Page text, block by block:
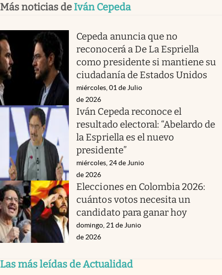
Más noticias de Iván Cepeda
Cepeda anuncia que no
reconocerá a De La Espriella
como presidente si mantiene su
ciudadanía de Estados Unidos
miércoles, 01 de Julio
de 2026
Iván Cepeda reconoce el
resultado electoral: “Abelardo de
la Espriella es el nuevo
presidente”
miércoles, 24 de Junio
de 2026
Elecciones en Colombia 2026:
cuántos votos necesita un
candidato para ganar hoy
domingo, 21 de Junio
de 2026
Las más leídas de Actualidad